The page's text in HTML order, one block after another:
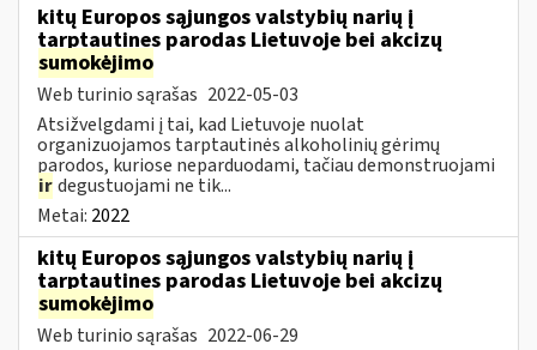
kitų Europos sąjungos valstybių narių į
tarptautines parodas Lietuvoje bei akcizų
sumokėjimo
Web turinio sąrašas 2022-05-03
Atsižvelgdami į tai, kad Lietuvoje nuolat
organizuojamos tarptautinės alkoholinių gėrimų
parodos, kuriose neparduodami, tačiau demonstruojami
irdegustuojami ne tik...
Metai: 2022
kitų Europos sąjungos valstybių narių į
tarptautines parodas Lietuvoje bei akcizų
sumokėjimo
Web turinio sąrašas 2022-06-29